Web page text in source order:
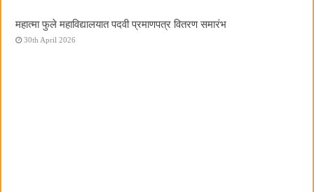
महात्मा फुले महाविद्यालयात पदवी प्रमाणपत्र वितरण समारंभ
30th April 2026